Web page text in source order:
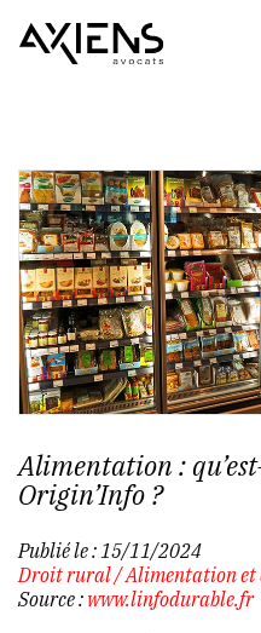
Alimentation :
Origin’Info ?
Publié le : 15/11/2024
Droit rural/Alimentation
Source : www.linfodurable.fr